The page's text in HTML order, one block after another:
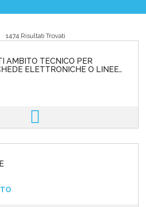
INVIA CV
1474 Risultati Trovati
AMBITO TECNICO PER
ELETTRONICHE O LINEE